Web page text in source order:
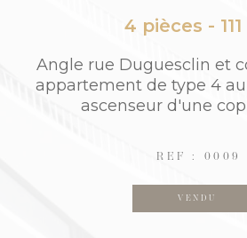
2 pièces -
Proche CALUIRE ET
ON PLAGE" / Quai
nnel Croix Rousse. Au
REF : 690
VENDU